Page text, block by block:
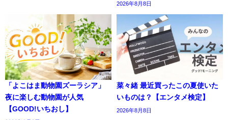
2026年8月8日
「よこはま動物園ズーラシア」
夜に楽しむ動物園が人気
【GOOD!いちおし】
菜々緒 最近買ったこの夏使いた
いものは？【エンタメ検定】
2026年8月8日